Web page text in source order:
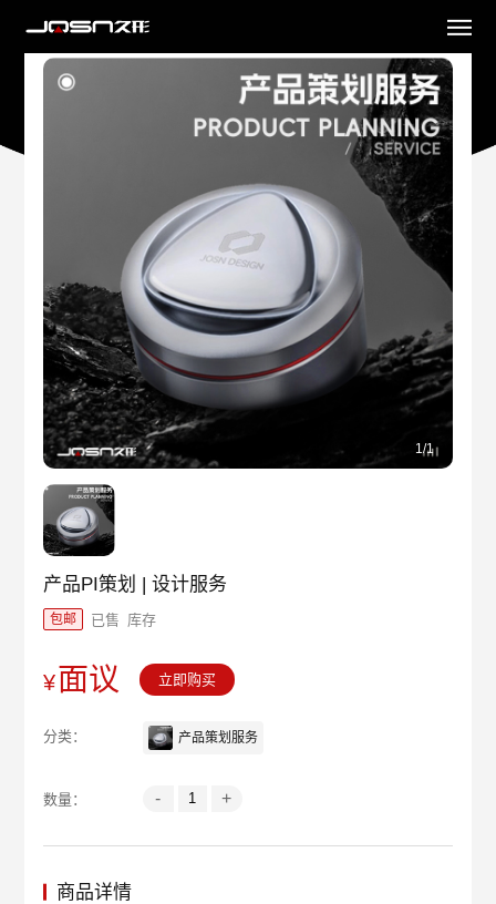
产品PI策划 | 设计服务
包邮 已售 库存
¥面议 立即购买
分类： 产品策划服务
数量： - +
1/1
商品详情